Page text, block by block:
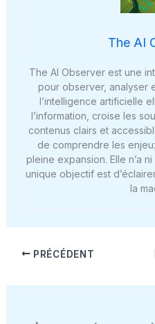
The AI
The AI Observer est une
pour observer, analyser
l’intelligence artificielle
l’information, croise les
contenus clairs et
de comprendre les
pleine expansion. Elle n’a
unique objectif est
la
PRÉCÉDENT